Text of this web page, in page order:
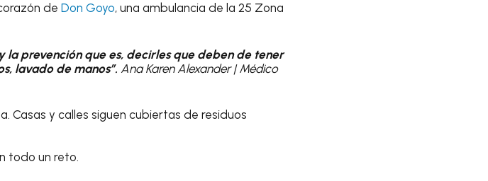
de Don Goyo, una ambulancia de la 25 Zona
la prevención que es, decirles que deben de tener
lavado de manos”. Ana Karen Alexander | Médico
Casas y calles siguen cubiertas de residuos
todo un reto.